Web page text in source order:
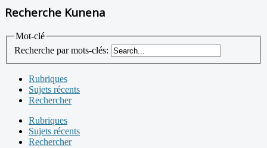
Recherche Kunena
Mot-clé
Recherche par mots-clés:
Rubriques
Sujets récents
Rechercher
Rubriques
Sujets récents
Rechercher